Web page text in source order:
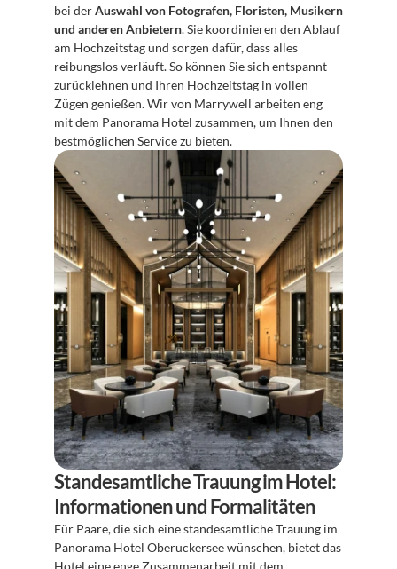
bei der Auswahl von Fotografen, Floristen, Musikern
und anderen Anbietern. Sie koordinieren den Ablauf
am Hochzeitstag und sorgen dafür, dass alles
reibungslos verläuft. So können Sie sich entspannt
zurücklehnen und Ihren Hochzeitstag in vollen
Zügen genießen. Wir von Marrywell arbeiten eng
mit dem Panorama Hotel zusammen, um Ihnen den
bestmöglichen Service zu bieten.
Standesamtliche Trauung im Hotel:
Informationen und Formalitäten
Für Paare, die sich eine standesamtliche Trauung im
Panorama Hotel Oberuckersee wünschen, bietet das